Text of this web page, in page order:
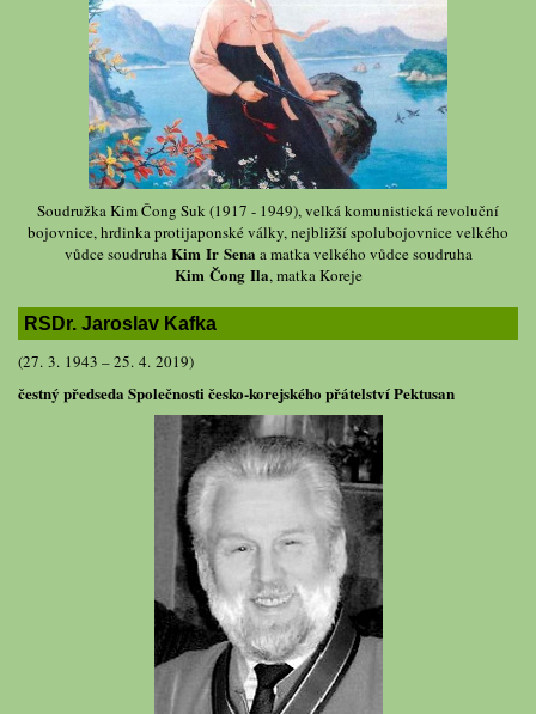
Soudružka Kim Čong Suk (1917 - 1949), velká komunistická revoluční
bojovnice, hrdinka protijaponské války, nejbližší spolubojovnice velkého
vůdce soudruhaKim Ir Sena a matka velkého vůdce soudruha
Kim Čong Ila, matka Koreje
RSDr. Jaroslav Kafka
(27. 3. 1943 – 25. 4. 2019)
čestný předseda Společnosti česko-korejského přátelství Pektusan